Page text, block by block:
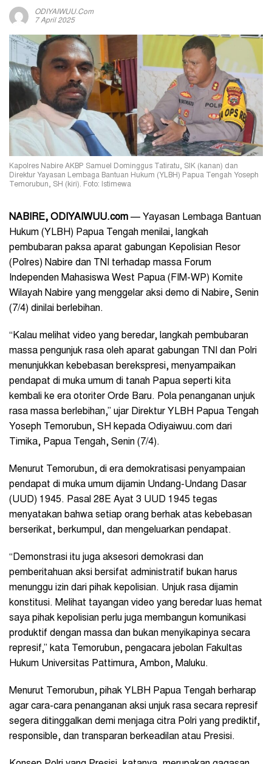
ODIYAIWUU.com
7 April 2025
Kapolres Nabire AKBP Samuel Dominggus Tatiratu, SIK (kanan) dan
Direktur Yayasan Lembaga Bantuan Hukum (YLBH) Papua Tengah Yoseph
Temorubun, SH (kiri). Foto: Istimewa
NABIRE, ODIYAIWUU.com — Yayasan Lembaga Bantuan
Hukum (YLBH) Papua Tengah menilai, langkah
pembubaran paksa aparat gabungan Kepolisian Resor
(Polres) Nabire dan TNI terhadap massa Forum
Independen Mahasiswa West Papua (FIM-WP) Komite
Wilayah Nabire yang menggelar aksi demo di Nabire, Senin
(7/4) dinilai berlebihan.
“Kalau melihat video yang beredar, langkah pembubaran
massa pengunjuk rasa oleh aparat gabungan TNI dan Polri
menunjukkan kebebasan berekspresi, menyampaikan
pendapat di muka umum di tanah Papua seperti kita
kembali ke era otoriter Orde Baru. Pola penanganan unjuk
rasa massa berlebihan,” ujar Direktur YLBH Papua Tengah
Yoseph Temorubun, SH kepada Odiyaiwuu.com dari
Timika, Papua Tengah, Senin (7/4).
Menurut Temorubun, di era demokratisasi penyampaian
pendapat di muka umum dijamin Undang-Undang Dasar
(UUD) 1945. Pasal 28E Ayat 3 UUD 1945 tegas
menyatakan bahwa setiap orang berhak atas kebebasan
berserikat, berkumpul, dan mengeluarkan pendapat.
“Demonstrasi itu juga aksesori demokrasi dan
pemberitahuan aksi bersifat administratif bukan harus
menunggu izin dari pihak kepolisian. Unjuk rasa dijamin
konstitusi. Melihat tayangan video yang beredar luas hemat
saya pihak kepolisian perlu juga membangun komunikasi
produktif dengan massa dan bukan menyikapinya secara
represif,” kata Temorubun, pengacara jebolan Fakultas
Hukum Universitas Pattimura, Ambon, Maluku.
Menurut Temorubun, pihak YLBH Papua Tengah berharap
agar cara-cara penanganan aksi unjuk rasa secara represif
segera ditinggalkan demi menjaga citra Polri yang prediktif,
responsible, dan transparan berkeadilan atau Presisi.